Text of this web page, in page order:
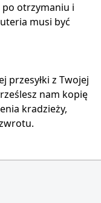
otrzymaniu i
musi być
przesyłki z Twojej
nam kopię
kradzieży,